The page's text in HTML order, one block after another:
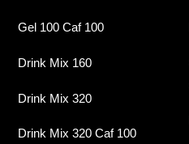
Gel 100 Caf 100
Drink Mix 160
Drink Mix 320
Drink Mix 320 Caf 100